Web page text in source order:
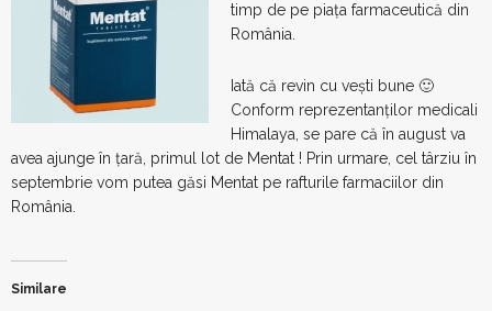
timp de pe piața farmaceutică din
România.
Iată că revin cu vești bune 🙂
Conform reprezentanților medicali
Himalaya, se pare că în august va
avea ajunge în țară, primul lot de Mentat ! Prin urmare, cel târziu în
septembrie vom putea găsi Mentat pe rafturile farmaciilor din
România.
Similare